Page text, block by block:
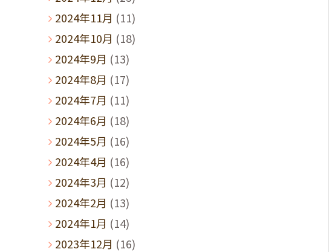
2024年11月 (11)
2024年10月 (18)
2024年9月 (13)
2024年8月 (17)
2024年7月 (11)
2024年6月 (18)
2024年5月 (16)
2024年4月 (16)
2024年3月 (12)
2024年2月 (13)
2024年1月 (14)
2023年12月 (16)